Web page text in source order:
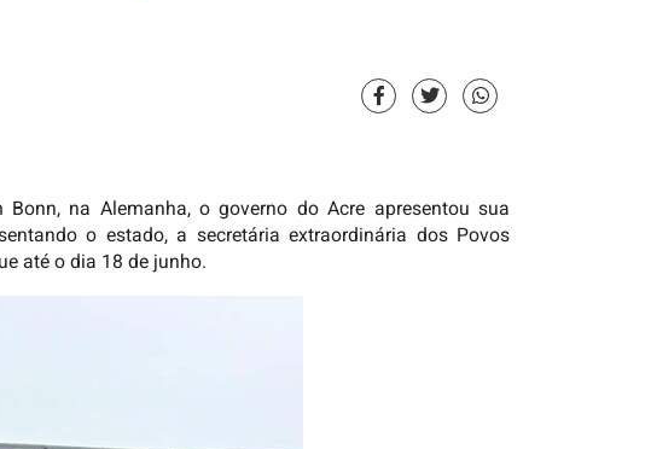
na Alemanha, o governo do Acre apresentou sua
o estado, a secretária extraordinária dos Povos
até o dia 18 de junho.